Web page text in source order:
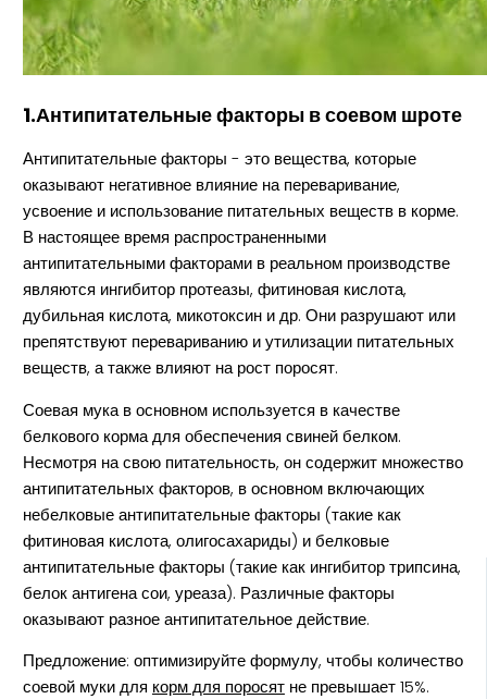
1.Антипитательные факторы в соевом шроте
Антипитательные факторы - это вещества, которые
оказывают негативное влияние на переваривание,
усвоение и использование питательных веществ в корме.
В настоящее время распространенными
антипитательными факторами в реальном производстве
являются ингибитор протеазы, фитиновая кислота,
дубильная кислота, микотоксин и др. Они разрушают или
препятствуют перевариванию и утилизации питательных
веществ, а также влияют на рост поросят.
Соевая мука в основном используется в качестве
белкового корма для обеспечения свиней белком.
Несмотря на свою питательность, он содержит множество
антипитательных факторов, в основном включающих
небелковые антипитательные факторы (такие как
фитиновая кислота, олигосахариды) и белковые
антипитательные факторы (такие как ингибитор трипсина,
белок антигена сои, уреаза). Различные факторы
оказывают разное антипитательное действие.
Предложение: оптимизируйте формулу, чтобы количество
соевой муки для корм для поросятне превышает 15%.